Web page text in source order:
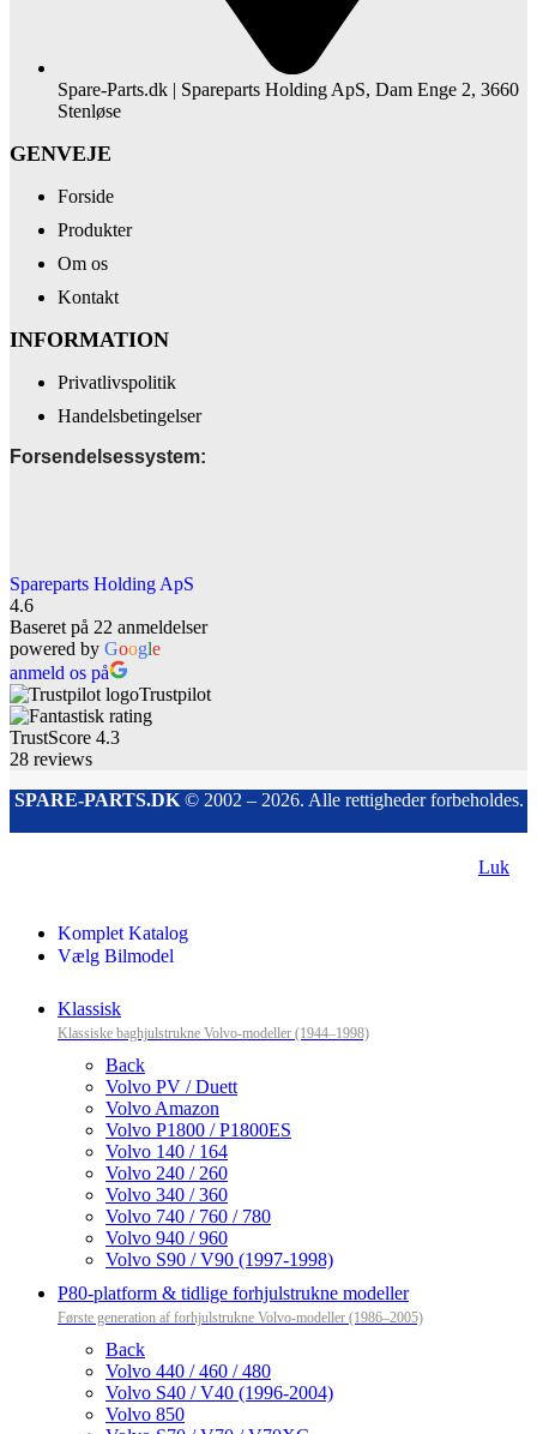
Spare-Parts.dk | Spareparts Holding ApS, Dam Enge 2, 3660
Stenløse
GENVEJE
Forside
Produkter
Om os
Kontakt
INFORMATION
Privatlivspolitik
Handelsbetingelser
Forsendelsessystem:
Spareparts Holding ApS
4.6
Baseret på 22 anmeldelser
powered by Google
anmeld os på
Trustpilot
TrustScore 4.3
28 reviews
SPARE-PARTS.DK© 2002 – 2026. Alle rettigheder forbeholdes.
Luk
Komplet Katalog
Vælg Bilmodel
Klassisk
Klassiske baghjulstrukne Volvo-modeller (1944–1998)
Back
Volvo PV / Duett
Volvo Amazon
Volvo P1800 / P1800ES
Volvo 140 / 164
Volvo 240 / 260
Volvo 340 / 360
Volvo 740 / 760 / 780
Volvo 940 / 960
Volvo S90 / V90 (1997-1998)
P80-platform & tidlige forhjulstrukne modeller
Første generation af forhjulstrukne Volvo-modeller (1986–2005)
Back
Volvo 440 / 460 / 480
Volvo S40 / V40 (1996-2004)
Volvo 850